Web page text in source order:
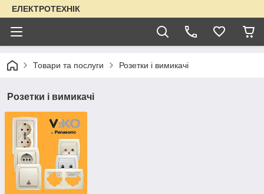
ЕЛЕКТРОТЕХНІК
Товари та послуги Розетки і вимикачі
Розетки і вимикачі